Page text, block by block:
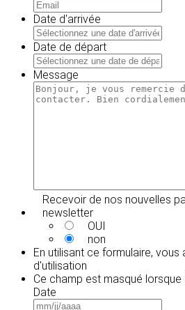
Date d'arrivée
JJ
slash
Date de départ
JJ
Message
Recevoir de nos nouvelles
newsletter
OUI
non
En utilisant ce formulaire,
d'utilisation
Ce champ est masqué lorsque
Date